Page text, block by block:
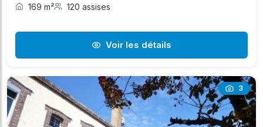
169 m² 120 assises
Voir les détails
3